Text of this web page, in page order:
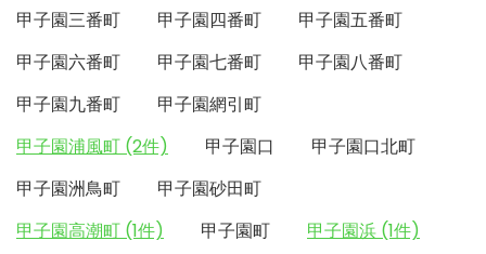
甲子園三番町 甲子園四番町
甲子園五番町
甲子園六番町
甲子園七番町
甲子園八番町
甲子園九番町
甲子園網引町
甲子園浦風町 (2件)
甲子園口
甲子園口北町
甲子園洲鳥町
甲子園砂田町
甲子園高潮町 (1件)
甲子園町
甲子園浜 (1件)